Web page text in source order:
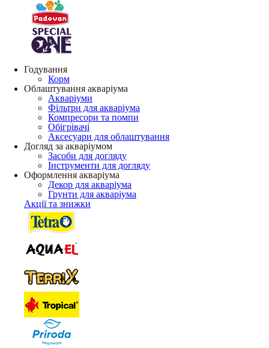
Годування
Корм
Облаштування акваріума
Акваріуми
Фільтри для акваріума
Компресори та помпи
Обігрівачі
Аксесуари для облаштування
Догляд за акваріумом
Засоби для догляду
Інструменти для догляду
Оформлення акваріума
Декор для акваріума
Грунти для акваріума
Акції та знижки